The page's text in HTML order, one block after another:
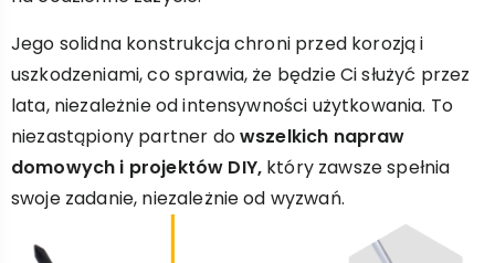
Jego solidna konstrukcja chroni przed korozją i
uszkodzeniami, co sprawia, że będzie Ci służyć przez
lata, niezależnie od intensywności użytkowania. To
niezastąpiony partner dowszelkich napraw
domowych i projektów DIY, który zawsze spełnia
swoje zadanie, niezależnie od wyzwań.